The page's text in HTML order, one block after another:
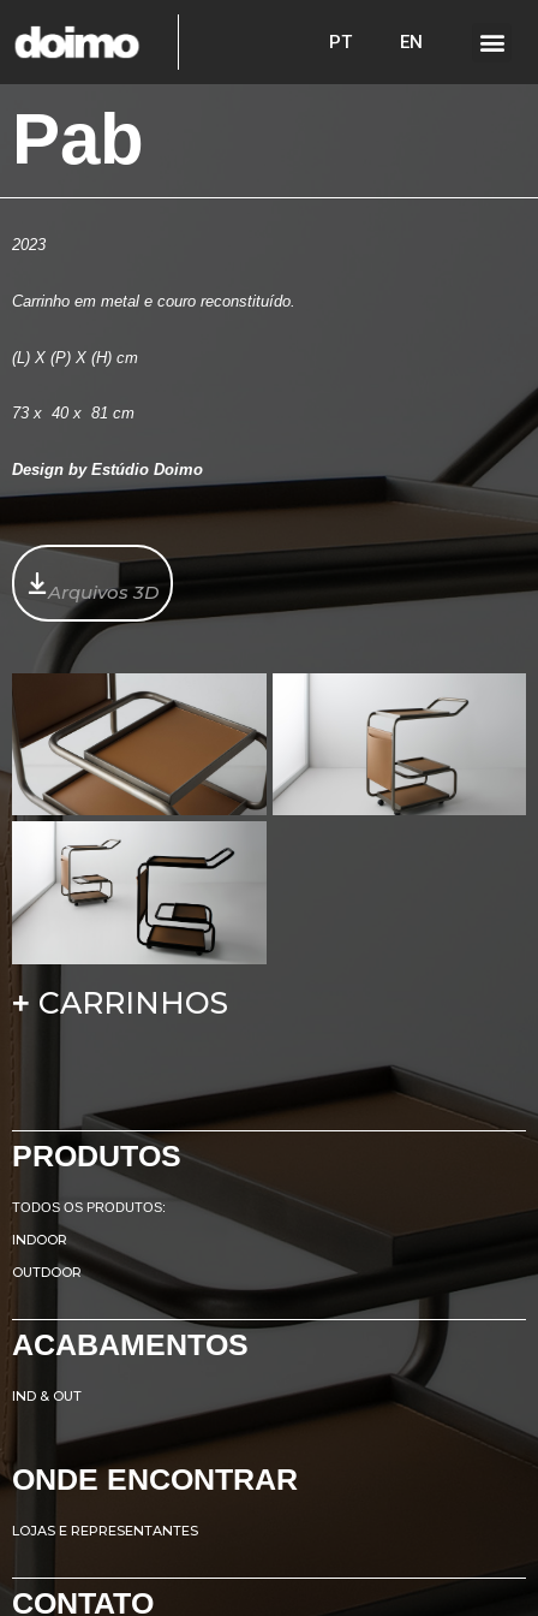
PT EN
Pab
2023
Carrinho em metal e couro reconstituído.
(L) X (P) X (H) cm
73 x 40 x 81 cm
Design by Estúdio Doimo
Arquivos 3D
+ CARRINHOS
PRODUTOS
TODOS OS PRODUTOS:
INDOOR
OUTDOOR
ACABAMENTOS
IND & OUT
ONDE ENCONTRAR
LOJAS E REPRESENTANTES
CONTATO